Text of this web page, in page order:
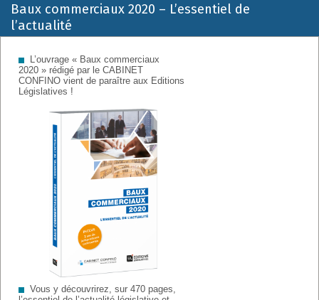
Retrouvez sur cette page la tribune du CABINET CONFINO en
baux commerciaux et immobilier d’entreprise.
Baux commerciaux 2020 – L’essentiel de
l’actualité
L’ouvrage « Baux commerciaux
2020 » rédigé par le CABINET
CONFINO vient de paraître aux Editions
Législatives !
Vous y découvrirez, sur 470 pages,